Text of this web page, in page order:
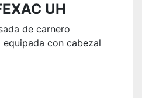
UH
de carnero
con cabezal